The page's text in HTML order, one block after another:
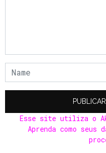
Esse site utiliza o
Aprenda como seus